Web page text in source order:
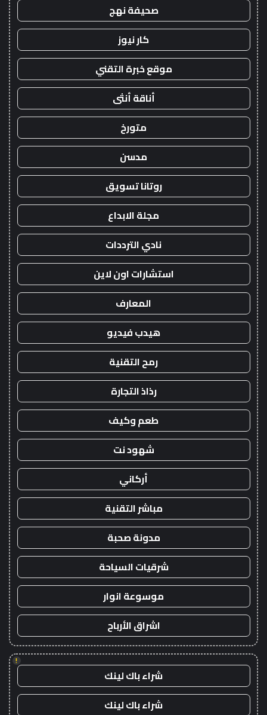
صحيفة نهج
كار نيوز
موقع خبرة التقني
أناقة أنثى
متورخ
مدسن
روتانا تسويق
مجلة الابداع
نادي الترددات
استشارات اون لاين
المعارف
هيدب فيديو
رمح التقنية
رذاذ التجارة
طعم وكيف
شهود نت
أركاني
مباشر التقنية
مدونة صحبة
شرقيات السياحة
موسوعة انوار
اشراق الأرباح
!
شراء باك لينك
شراء باك لينك